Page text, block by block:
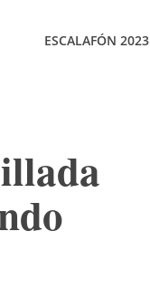
ESCALAFÓN 2023